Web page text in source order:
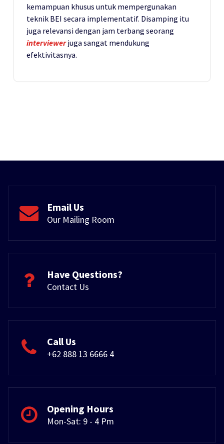
kemampuan khusus untuk mempergunakan
teknik BEI secara implementatif. Disamping itu
juga relevansi dengan jam terbang seorang
interviewerjuga sangat mendukung
efektivitasnya.
Email Us
Our Mailing Room
Have Questions?
Contact Us
Call Us
+62 888 13 6666 4
Opening Hours
Mon-Sat: 9 - 4 Pm